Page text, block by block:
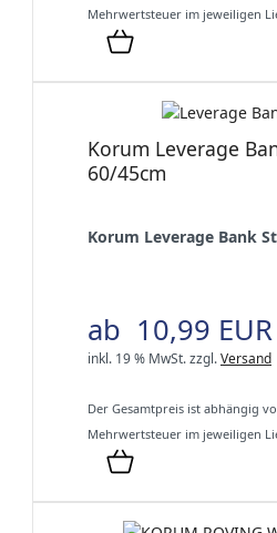
Mehrwertsteuer im jeweiligen
Korum Leverage
60/45cm
Korum Leverage Bank
ab 10,99 EUR
inkl. 19 % MwSt.zzgl.Versand
Der Gesamtpreis ist abhängig
Mehrwertsteuer im jeweiligen